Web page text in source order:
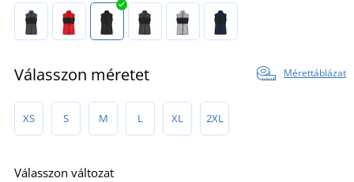
Válasszon méretet Mérettáblázat
XS S M L XL 2XL
Válasszon változat